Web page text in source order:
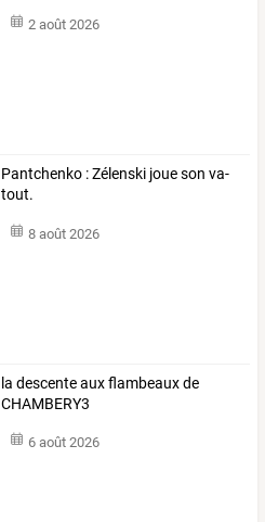
2 août 2026
Pantchenko : Zélenski joue son va-
tout.
8 août 2026
la descente aux flambeaux de
CHAMBERY3
6 août 2026